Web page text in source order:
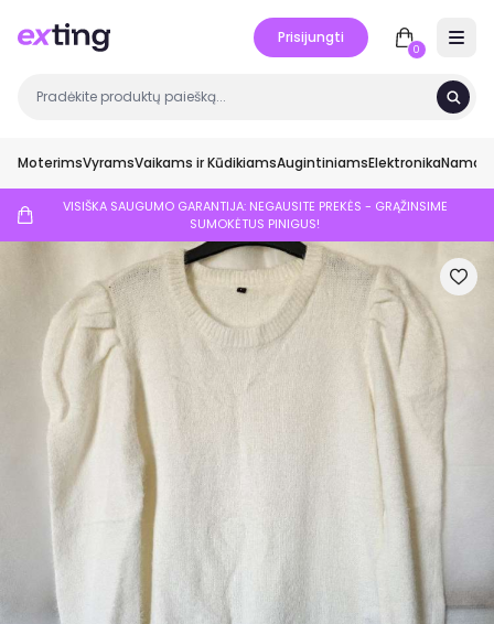
Prisijungti
0
MoterimsVyramsVaikams ir KūdikiamsAugintiniamsElektronikaNamai
VISIŠKA SAUGUMO GARANTIJA: NEGAUSITE PREKĖS - GRĄŽINSIME
SUMOKĖTUS PINIGUS!